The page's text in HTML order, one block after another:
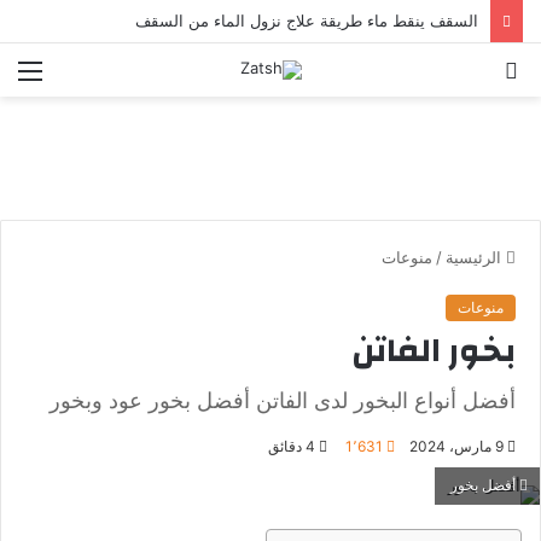
السقف ينقط ماء طريقة علاج نزول الماء من السقف
الرئيسية / منوعات
منوعات
بخور الفاتن
أفضل أنواع البخور لدى الفاتن أفضل بخور عود وبخور
9 مارس، 2024 1٬631
أفضل بخور